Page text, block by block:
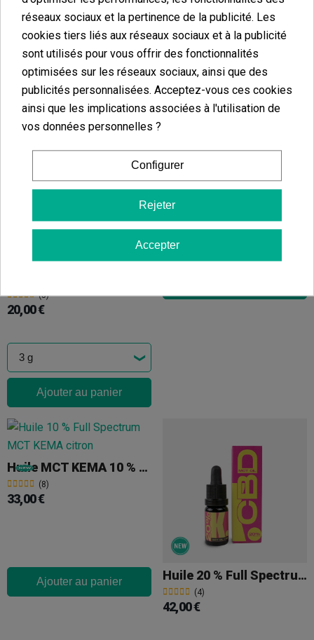
13,00 €
Ajouter au panier
19,00 €
Ajouter au panier
(5)
20,00 €
Ajouter au panier
(4)
24,00 €
Huile MCT KEMA 10 % À Spectre Complet
(8)
33,00 €
Ajouter au panier Huile 20 % Full Spectrum MCT KEMA
(4)
42,00 €
réseaux sociaux et la pertinence de la publicité. Les
cookies tiers liés aux réseaux sociaux et à la publicité
sont utilisés pour vous offrir des fonctionnalités
optimisées sur les réseaux sociaux, ainsi que des
publicités personnalisées. Acceptez-vous ces cookies
ainsi que les implications associées à l'utilisation de
vos données personnelles ?
Configurer
Rejeter
Accepter